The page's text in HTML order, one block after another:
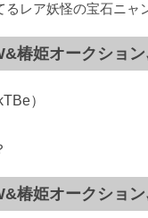
レア妖怪の宝石ニャ
椿姫オークション
）
椿姫オークション